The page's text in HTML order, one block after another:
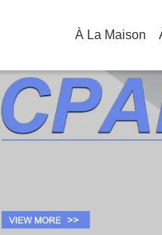
À La Maison